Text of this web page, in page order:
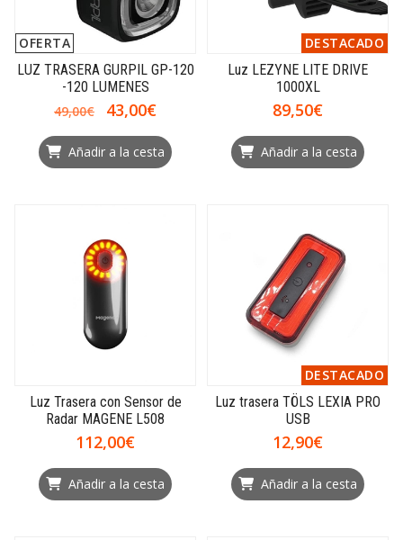
OFERTA
LUZ TRASERA GURPIL GP-120
-120 LUMENES
49,00€
43,00€
Añadir a la cesta
DESTACADO
Luz LEZYNE LITE DRIVE
1000XL
89,50€
Añadir a la cesta
Luz Trasera con Sensor de
Radar MAGENE L508
112,00€
Añadir a la cesta
DESTACADO
Luz trasera TÖLS LEXIA PRO
USB
12,90€
Añadir a la cesta